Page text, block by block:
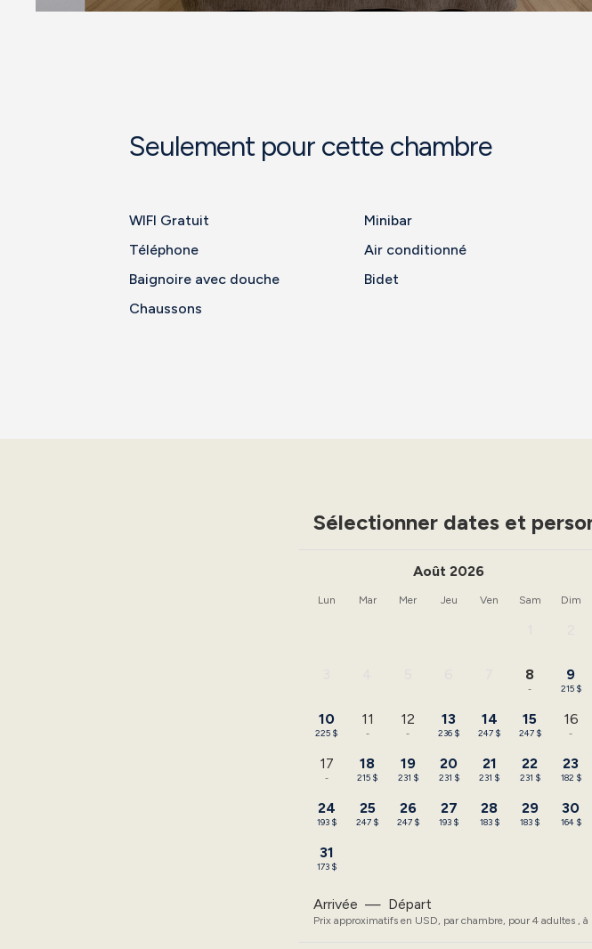
Seulement pour cette chambre
WIFI Gratuit Minibar
Téléphone
Air conditionné
Baignoire avec douche
Bidet
Chaussons
Sélectionner dates et
Août 2026
Lun Mar Mer Jeu Ven Sam Dim
8
-
9
215 $
10
225 $
11
-
12
-
13
236 $
14
247 $
15
247 $
16
-
17
-
18
215 $
19
231 $
20
231 $
21
231 $
22
231 $
23
182 $
24
193 $
25
247 $
26
247 $
27
193 $
28
183 $
29
183 $
30
164 $
31
173 $
Arrivée — Départ
Prix approximatifs en USD, par chambre, pour 4 adultes ,